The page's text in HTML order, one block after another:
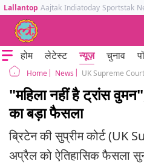
Lallantop Aajtak Indiatoday Sportstak
होम लेटेस्ट न्यूज़ चुनाव
Home News
"महिला नहीं है ट्रांस
का बड़ा फैसला
ब्रिटेन की सुप्रीम कोर्ट
अप्रैल को ऐतिहासिक फैसला